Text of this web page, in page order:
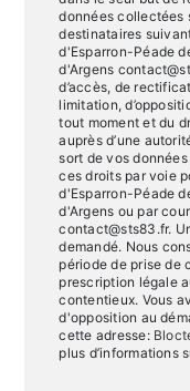
données collectées
destinataires
d'Esparron-Péade
d'Argens
d’accès, de
limitation,
tout moment et du
auprès d’une
sort de vos
ces droits par voie
d'Esparron-Péade
d'Argens ou par
contact@sts83.fr.
demandé. Nous
période de prise de
prescription légale
contentieux. Vous
d'opposition au
cette adresse:
plus d’informations